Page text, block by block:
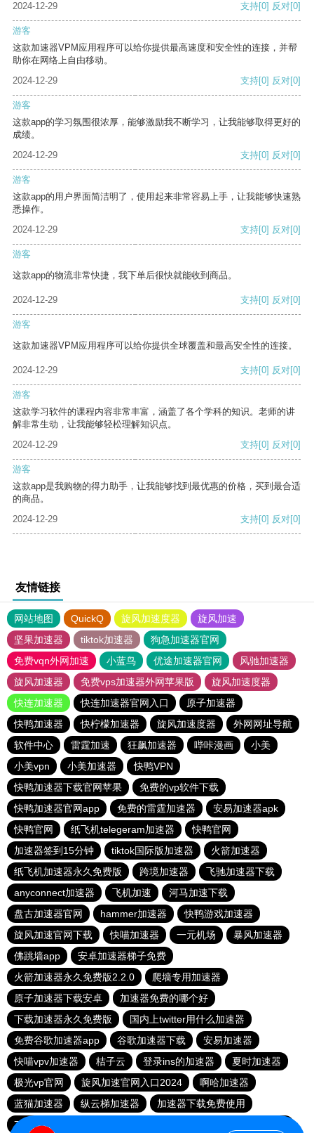
2024-12-29
支持[0] 反对[0]
游客
这款加速器VPM应用程序可以给你提供最高速度和安全性的连接，并帮
助你在网络上自由移动。
2024-12-29
支持[0] 反对[0]
游客
这款app的学习氛围很浓厚，能够激励我不断学习，让我能够取得更好的
成绩。
2024-12-29
支持[0] 反对[0]
游客
这款app的用户界面简洁明了，使用起来非常容易上手，让我能够快速熟
悉操作。
2024-12-29
支持[0] 反对[0]
游客
这款app的物流非常快捷，我下单后很快就能收到商品。
2024-12-29 支持[0] 反对[0]
游客
这款加速器VPM应用程序可以给你提供全球覆盖和最高安全性的连接。
2024-12-29 支持[0] 反对[0]
游客
这款学习软件的课程内容非常丰富，涵盖了各个学科的知识。老师的讲
解非常生动，让我能够轻松理解知识点。
2024-12-29
支持[0] 反对[0]
游客
这款app是我购物的得力助手，让我能够找到最优惠的价格，买到最合适
的商品。
2024-12-29
支持[0] 反对[0]
友情链接
网站地图 QuickQ 旋风加速度器
旋风加速
坚果加速器
tiktok加速器
狗急加速器官网
免费vqn外网加速
小蓝鸟 优途加速器官网
风驰加速器
旋风加速器
免费vps加速器外网苹果版
旋风加速度器
快连加速器
快连加速器官网入口
原子加速器
快鸭加速器
快柠檬加速器 旋风加速度器
外网网址导航
软件中心
雷霆加速 狂飙加速器 哔咔漫画
小美
小美vpn
小美加速器
快鸭VPN
快鸭加速器下载官网苹果
免费的vp软件下载
快鸭加速器官网app
免费的雷霆加速器
安易加速器apk
快鸭官网
纸飞机telegeram加速器
快鸭官网
加速器签到15分钟
tiktok国际版加速器
火箭加速器
纸飞机加速器永久免费版
跨境加速器
飞驰加速器下载
anyconnect加速器
飞机加速
河马加速下载
盘古加速器官网
hammer加速器
快鸭游戏加速器
旋风加速官网下载
快喵加速器 一元机场
暴风加速器
佛跳墙app
安卓加速器梯子免费
火箭加速器永久免费版2.2.0
爬墙专用加速器
原子加速器下载安卓
加速器免费的哪个好
下载加速器永久免费版
国内上twitter用什么加速器
免费谷歌加速器app
谷歌加速器下载
安易加速器
快喵vpv加速器
桔子云 登录ins的加速器
夏时加速器
极光vp官网
旋风加速官网入口2024
啊哈加速器
蓝猫加速器
纵云梯加速器
加速器下载免费使用
78加速器